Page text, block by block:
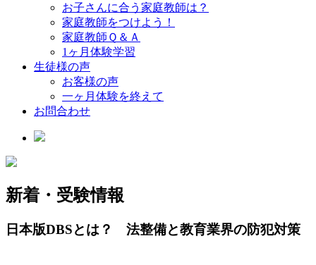
お子さんに合う家庭教師は？
家庭教師をつけよう！
家庭教師Ｑ＆Ａ
1ヶ月体験学習
生徒様の声
お客様の声
一ヶ月体験を終えて
お問合わせ
新着・受験情報
日本版DBSとは？ 法整備と教育業界の防犯対策